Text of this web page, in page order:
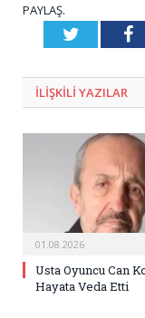
PAYLAŞ.
Twitter
ILIŞKILI YAZILAR
01.08.2026
Usta Oyuncu Can
Hayata Veda Etti